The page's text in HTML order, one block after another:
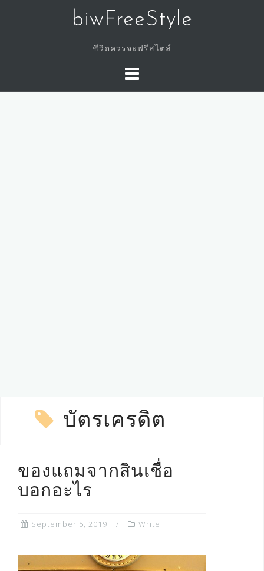
biwFreeStyle
ชีวิตควรจะฟรีสไตล์
บัตรเครดิต
ของแถมจากสินเชื่อ
บอกอะไร
September 5, 2019 Write